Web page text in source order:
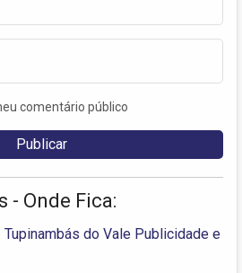
comentário público
- Onde Fica:
Tupinambás do Vale Publicidade e